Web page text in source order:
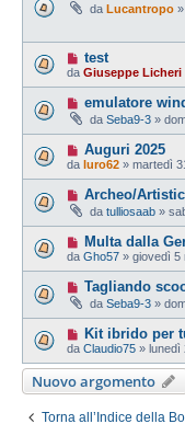
da Lucantropo
test
da Giuseppe Licheri
emulatore
da Seba9-3 »
Auguri 2025
da luro62 » martedì
Archeo/
da tulliosaab »
Multa dalla
da Gho57 » giovedì 5
Tagliando
da Seba9-3 »
Kit ibrido per
da Claudio75 » lunedì
Nuovo argomento
Torna all’Indice della